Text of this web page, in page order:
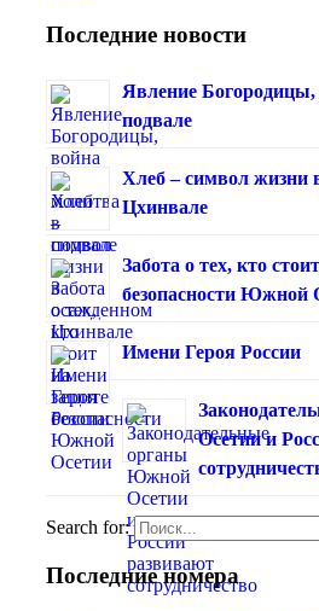
Последние новости
Явление
подвале
Хлеб – символ жизни
Цхинвале
Забота о тех, кто
безопасности Южной
Имени Героя России
Осетии и
Search for:
Последние номера